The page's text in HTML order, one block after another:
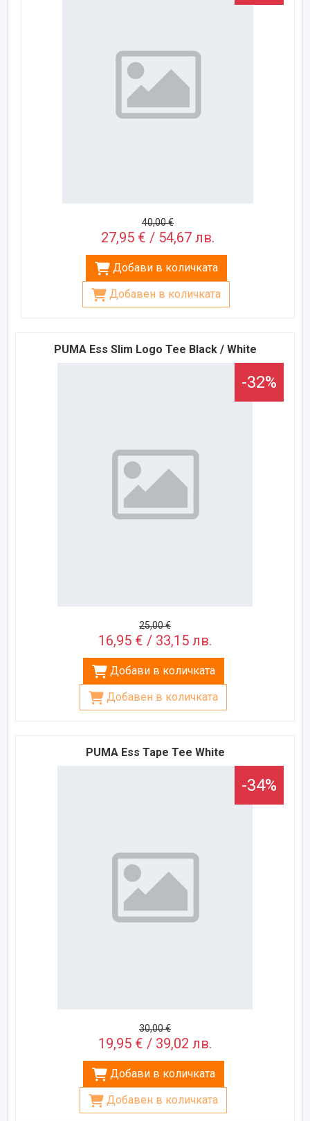
40,00 €
27,95 € / 54,67 лв.
Добави в количката
Добавен в количката
PUMA Ess Slim Logo Tee Black / White
-32%
25,00 €
16,95 € / 33,15 лв.
Добави в количката
Добавен в количката
PUMA Ess Tape Tee White
-34%
30,00 €
19,95 € / 39,02 лв.
Добави в количката
Добавен в количката